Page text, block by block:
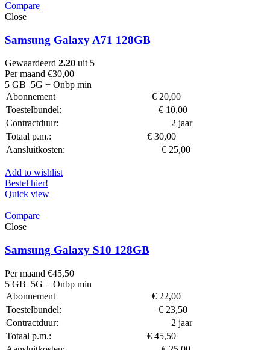
Compare
Close
Samsung Galaxy A71 128GB
Gewaardeerd 2.20 uit 5
Per maand €30,00
5 GB 5G + Onbp min
Abonnement
€ 20,00
Toestelbundel:
€ 10,00
Contractduur:
2 jaar
Totaal p.m.:
€ 30,00
Aansluitkosten:
€ 25,00
Add to wishlist
Bestel hier!
Quick view
Compare
Close
Samsung Galaxy S10 128GB
Per maand €45,50
5 GB 5G + Onbp min
Abonnement
€ 22,00
Toestelbundel:
€ 23,50
Contractduur:
2 jaar
Totaal p.m.:
€ 45,50